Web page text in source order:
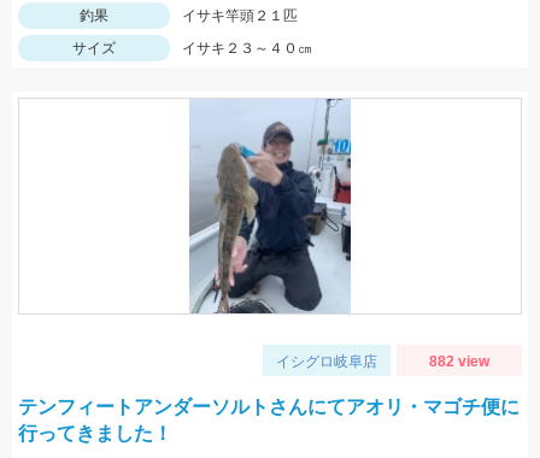
釣果
イサキ竿頭２１匹
サイズ
イサキ２３～４０㎝
イシグロ岐阜店 882 view
テンフィートアンダーソルトさんにてアオリ・マゴチ便に
行ってきました！